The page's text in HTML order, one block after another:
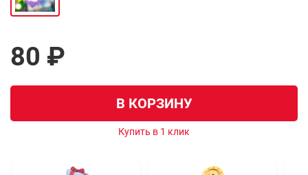
80 ₽
В КОРЗИНУ
Купить в 1 клик